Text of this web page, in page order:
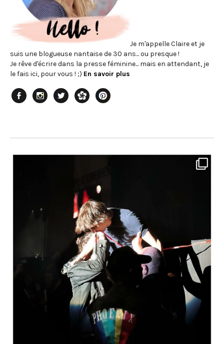
Je m'appelle Claire et je
suis une blogueuse nantaise de 30 ans... ou presque !
Je rêve d'écrire dans la presse féminine... mais en attendant, je
le fais ici, pour vous ! ;) En savoir plus